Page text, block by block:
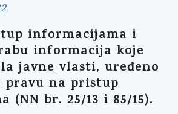
informacijama i
informacija koje
javne vlasti, uređeno
pravu na pristup
(NN br. 25/13 i 85/15).